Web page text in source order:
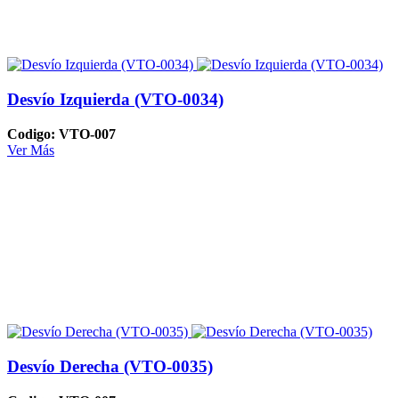
Desvío Izquierda (VTO-0034)
Codigo: VTO-007
Ver Más
Desvío Derecha (VTO-0035)